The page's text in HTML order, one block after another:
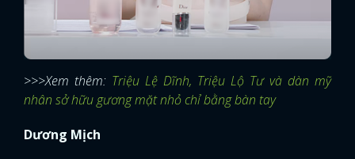
>>>Xem thêm: Triệu Lệ Dĩnh, Triệu Lộ Tư và dàn mỹ
nhân sở hữu gương mặt nhỏ chỉ bằng bàn tay
Dương Mịch